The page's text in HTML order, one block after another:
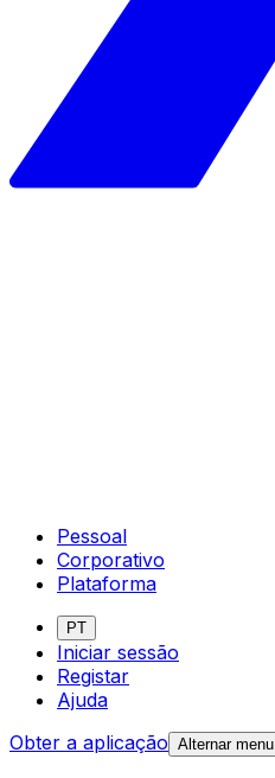
Pessoal
Corporativo
Plataforma
PT
Iniciar sessão
Registar
Ajuda
Obter a aplicação Alternar menu